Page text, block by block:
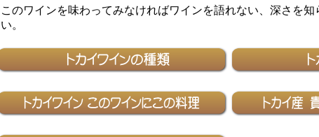
このワインを味わってみなければワインを語れない、深さを
い。